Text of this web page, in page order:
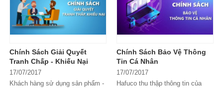
Chính Sách Giải Quyết
Tranh Chấp - Khiếu Nại
17/07/2017
Khách hàng sử dụng sản phẩm -
Chính Sách Bảo Vệ Thông
Tin Cá Nhân
17/07/2017
Hafuco thu thập thông tin của